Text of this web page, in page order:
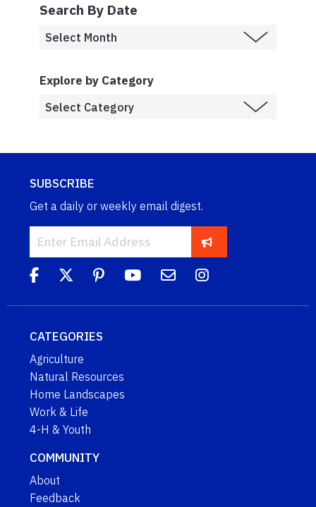
Search By Date
Explore by Category
SUBSCRIBE
Get a daily or weekly email digest.
CATEGORIES
Agriculture
Natural Resources
Home Landscapes
Work & Life
4-H & Youth
COMMUNITY
About
Feedback